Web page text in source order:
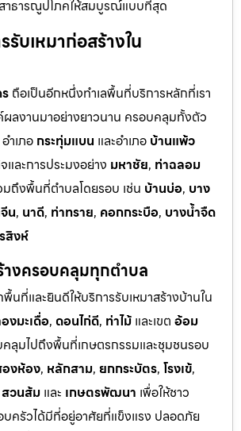
าธารณูปโภคให้สมบูรณ์แบบที่สุด
บเหมาก่อสร้างใน
ถือเป็นอีกหนึ่งทำเลพื้นที่บริการหลักที่เรา
ผลงานมาอย่างยาวนาน ครอบคลุมทั้งตัว
ำเภอกระทุ่มแบน และอำเภอ บ้านแพ้ว
และการประมงอย่าง มหาชัย, ท่าฉลอม
มถึงพื้นที่ตำบลโดยรอบ เช่น บ้านบ่อ, บาง
น, นาดี, ท่าทราย, คอกกระบือ, บางน้ำจืด
สิงห์
งครอบคลุมทุกตำบล
พื้นที่และยินดีให้บริการรับเหมาสร้างบ้านใน
งมะเดื่อ, ดอนไก่ดี, ท่าไม้ และเขต อ้อม
ลุมไปถึงพื้นที่เกษตรกรรมและชุมชนรอบ
งห้อง, หลักสาม, ยกกระบัตร, โรงเข้,
สวนส้ม และ เกษตรพัฒนา เพื่อให้ชาว
ครัวได้มีที่อยู่อาศัยที่แข็งแรง ปลอดภัย